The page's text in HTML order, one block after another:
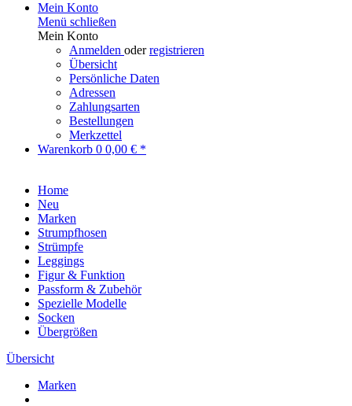
Mein Konto
Menü schließen
Mein Konto
Anmelden oderregistrieren
Übersicht
Persönliche Daten
Adressen
Zahlungsarten
Bestellungen
Merkzettel
Warenkorb 0 0,00 € *
Home
Neu
Marken
Strumpfhosen
Strümpfe
Leggings
Figur & Funktion
Passform & Zubehör
Spezielle Modelle
Socken
Übergrößen
Übersicht
Marken